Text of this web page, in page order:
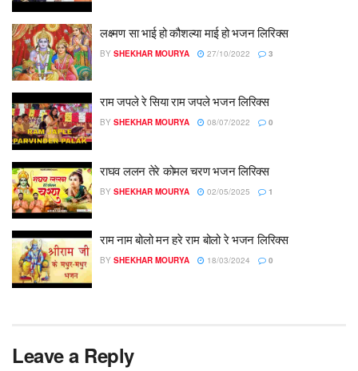
लक्ष्मण सा भाई हो कौशल्या माई हो भजन लिरिक्स
BY SHEKHAR MOURYA 27/10/2022 3
राम जपले रे सिया राम जपले भजन लिरिक्स
BY SHEKHAR MOURYA 08/07/2022 0
राघव ललन तेरे कोमल चरण भजन लिरिक्स
BY SHEKHAR MOURYA 02/05/2025 1
राम नाम बोलो मन हरे राम बोलो रे भजन लिरिक्स
BY SHEKHAR MOURYA 18/03/2024 0
Leave a Reply